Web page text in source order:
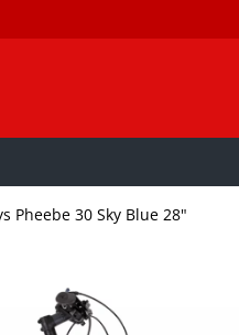
Pheebe 30 Sky Blue 28"